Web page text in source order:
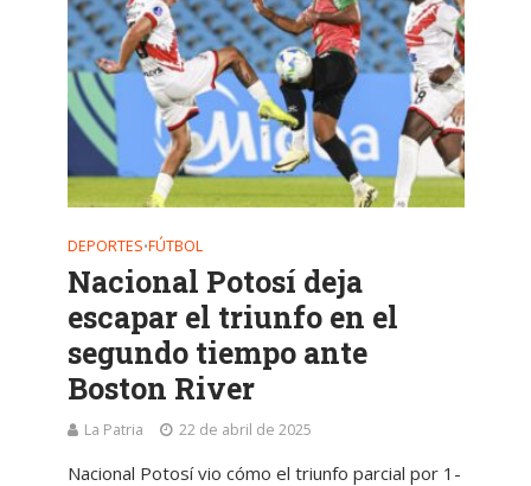
DEPORTES•FÚTBOL
Nacional Potosí deja
escapar el triunfo en el
segundo tiempo ante
Boston River
La Patria 22 de abril de 2025
Nacional Potosí vio cómo el triunfo parcial por 1-